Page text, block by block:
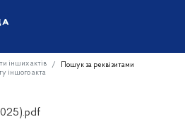
інших актів
Пошук за реквізитами
іншого акта